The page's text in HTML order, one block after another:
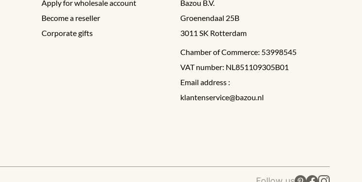
Apply for wholesale account
Become a reseller
Corporate gifts
Bazou B.V.
Groenendaal 25B
3011 SK Rotterdam
Chamber of Commerce: 53998545
VAT number: NL851109305B01
Email address :
klantenservice@bazou.nl